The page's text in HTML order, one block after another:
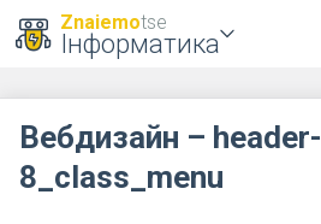
Znaiemotse
Інформатика
Вебдизайн – header-
8_class_menu